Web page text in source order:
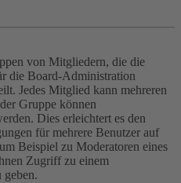
von Mitgliedern, die die
die Board-Administration
Jedes Mitglied kann mehreren
Gruppe können
Dies erleichtert es den
für mehrere Benutzer auf
Beispiel zu Moderatoren eines
Zugriff zu einem